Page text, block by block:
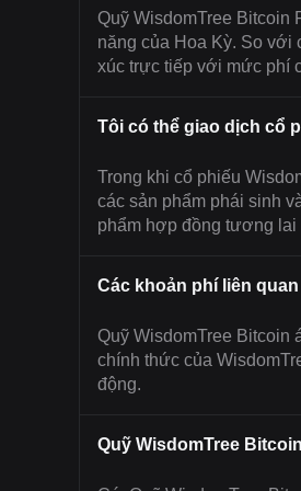
Quỹ WisdomTree
năng của Hoa Kỳ. So với
xúc trực tiếp với mức phí
Tôi có thể giao dịch cổ
Trong khi cổ phiếu
các sản phẩm phái sinh
phẩm hợp đồng tương lai
Các khoản phí liên
Quỹ WisdomTree Bitcoin
chính thức của
động.
Quỹ WisdomTree